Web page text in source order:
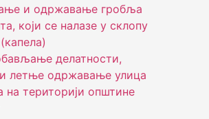
и одржавање гробља
који се налазе у склопу
делатности,
летње одржавање улица
на територији општине